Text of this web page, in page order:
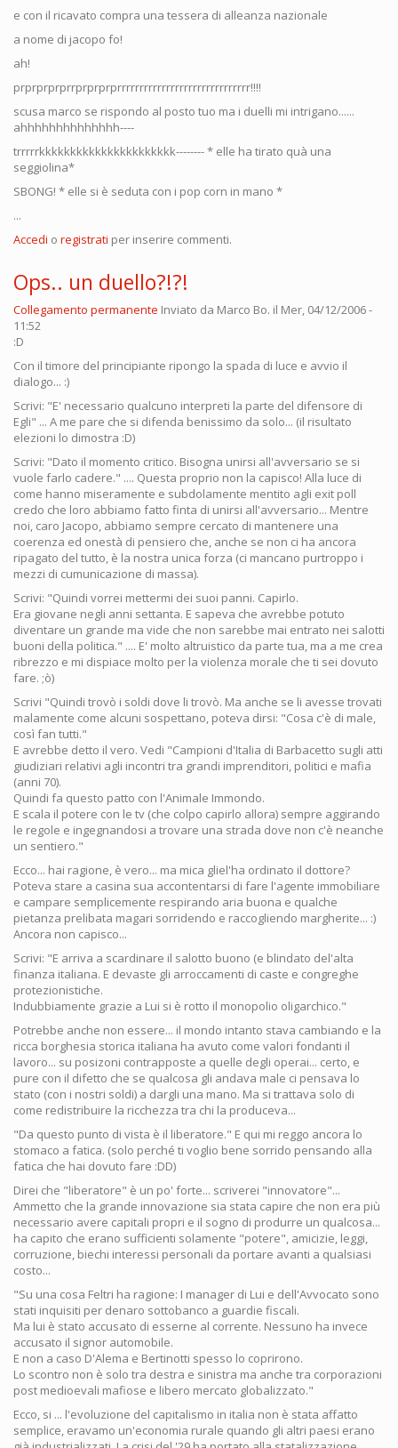
e con il ricavato compra una tessera di alleanza nazionale
a nome di jacopo fo!
ah!
prprprprprrprprprprrrrrrrrrrrrrrrrrrrrrrrrrrrrrr!!!!
scusa marco se rispondo al posto tuo ma i duelli mi intrigano......
ahhhhhhhhhhhhhh----
trrrrrkkkkkkkkkkkkkkkkkkkkkk-------- * elle ha tirato quà una
seggiolina*
SBONG! * elle si è seduta con i pop corn in mano *
...
Accedi o registrati per inserire commenti.
Ops.. un duello?!?!
Collegamento permanente Inviato da Marco Bo. il Mer, 04/12/2006 -
11:52
:D
Con il timore del principiante ripongo la spada di luce e avvio il
dialogo... :)
Scrivi: "E' necessario qualcuno interpreti la parte del difensore di
Egli" ... A me pare che si difenda benissimo da solo... (il risultato
elezioni lo dimostra :D)
Scrivi: "Dato il momento critico. Bisogna unirsi all'avversario se si
vuole farlo cadere." .... Questa proprio non la capisco! Alla luce di
come hanno miseramente e subdolamente mentito agli exit poll
credo che loro abbiamo fatto finta di unirsi all'avversario... Mentre
noi, caro Jacopo, abbiamo sempre cercato di mantenere una
coerenza ed onestà di pensiero che, anche se non ci ha ancora
ripagato del tutto, è la nostra unica forza (ci mancano purtroppo i
mezzi di cumunicazione di massa).
Scrivi: "Quindi vorrei mettermi dei suoi panni. Capirlo.
Era giovane negli anni settanta. E sapeva che avrebbe potuto
diventare un grande ma vide che non sarebbe mai entrato nei salotti
buoni della politica." .... E' molto altruistico da parte tua, ma a me crea
ribrezzo e mi dispiace molto per la violenza morale che ti sei dovuto
fare. ;ò)
Scrivi "Quindi trovò i soldi dove li trovò. Ma anche se li avesse trovati
malamente come alcuni sospettano, poteva dirsi: "Cosa c'è di male,
così fan tutti."
E avrebbe detto il vero. Vedi "Campioni d'Italia di Barbacetto sugli atti
giudiziari relativi agli incontri tra grandi imprenditori, politici e mafia
(anni 70).
Quindi fa questo patto con l'Animale Immondo.
E scala il potere con le tv (che colpo capirlo allora) sempre aggirando
le regole e ingegnandosi a trovare una strada dove non c'è neanche
un sentiero."
Ecco... hai ragione, è vero... ma mica gliel'ha ordinato il dottore?
Poteva stare a casina sua accontentarsi di fare l'agente immobiliare
e campare semplicemente respirando aria buona e qualche
pietanza prelibata magari sorridendo e raccogliendo margherite... :)
Ancora non capisco...
Scrivi: "E arriva a scardinare il salotto buono (e blindato del'alta
finanza italiana. E devaste gli arroccamenti di caste e congreghe
protezionistiche.
Indubbiamente grazie a Lui si è rotto il monopolio oligarchico."
Potrebbe anche non essere... il mondo intanto stava cambiando e la
ricca borghesia storica italiana ha avuto come valori fondanti il
lavoro... su posizoni contrapposte a quelle degli operai... certo, e
pure con il difetto che se qualcosa gli andava male ci pensava lo
stato (con i nostri soldi) a dargli una mano. Ma si trattava solo di
come redistribuire la ricchezza tra chi la produceva...
"Da questo punto di vista è il liberatore." E qui mi reggo ancora lo
stomaco a fatica. (solo perché ti voglio bene sorrido pensando alla
fatica che hai dovuto fare :DD)
Direi che "liberatore" è un po' forte... scriverei "innovatore"...
Ammetto che la grande innovazione sia stata capire che non era più
necessario avere capitali propri e il sogno di produrre un qualcosa...
ha capito che erano sufficienti solamente "potere", amicizie, leggi,
corruzione, biechi interessi personali da portare avanti a qualsiasi
costo...
"Su una cosa Feltri ha ragione: I manager di Lui e dell'Avvocato sono
stati inquisiti per denaro sottobanco a guardie fiscali.
Ma lui è stato accusato di esserne al corrente. Nessuno ha invece
accusato il signor automobile.
E non a caso D'Alema e Bertinotti spesso lo coprirono.
Lo scontro non è solo tra destra e sinistra ma anche tra corporazioni
post medioevali mafiose e libero mercato globalizzato."
Ecco, si ... l'evoluzione del capitalismo in italia non è stata affatto
semplice, eravamo un'economia rurale quando gli altri paesi erano